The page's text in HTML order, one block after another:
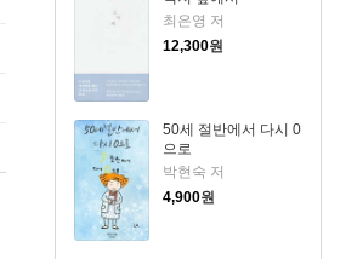
최은영 저
12,300원
50세 절반에서 다시 0
으로
박현숙 저
4,900원